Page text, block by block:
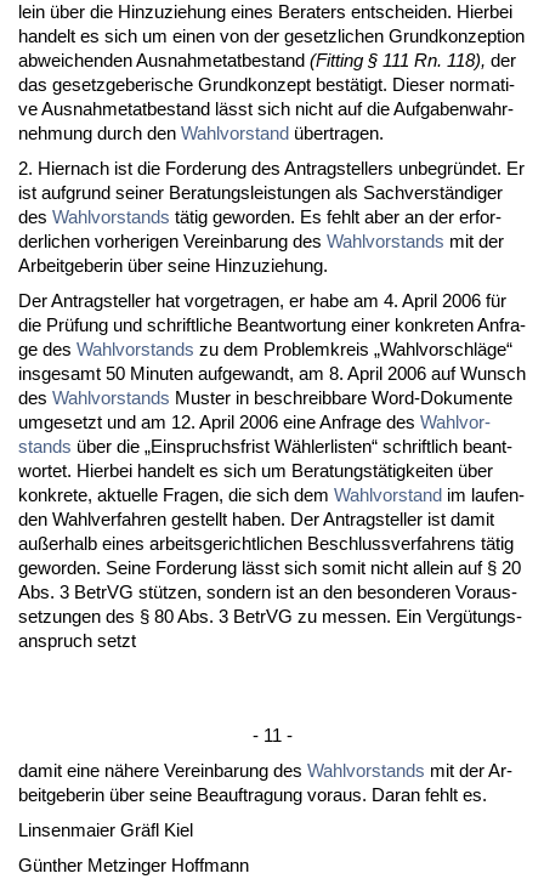
lein über die Hin­zu­zie­hung ei­nes Be­ra­ters ent­schei­den. Hier­bei
han­delt es sich um ei­nen von der ge­setz­li­chen Grund­kon­zep­ti­on
ab­wei­chen­den Aus­nah­me­tat­be­stand (Fit­ting § 111 Rn. 118), der
das ge­setz­ge­be­ri­sche Grund­kon­zept bestätigt. Die­ser nor­ma­ti­
ve Aus­nah­me­tat­be­stand lässt sich nicht auf die Auf­ga­ben­wahr­
neh­mung durch den Wahl­vor­stand über­tra­gen.
2. Hier­nach ist die For­de­rung des An­trag­stel­lers un­be­gründet. Er
ist auf­grund sei­ner Be­ra­tungs­leis­tun­gen als Sach­verständi­ger
des Wahl­vor­stands tätig ge­wor­den. Es fehlt aber an der er­for­
der­li­chen vor­he­ri­gen Ver­ein­ba­rung des Wahl­vor­stands mit der
Ar­beit­ge­be­rin über sei­ne Hin­zu­zie­hung.
Der An­trag­stel­ler hat vor­ge­tra­gen, er ha­be am 4. April 2006 für
die Prüfung und schrift­li­che Be­ant­wor­tung ei­ner kon­kre­ten An­fra­
ge des Wahl­vor­stands zu dem Pro­blem­kreis „Wahl­vor­schläge“
ins­ge­samt 50 Mi­nu­ten auf­ge­wandt, am 8. April 2006 auf Wunsch
des Wahl­vor­stands Mus­ter in be­schreib­ba­re Word-Do­ku­men­te
um­ge­setzt und am 12. April 2006 ei­ne An­fra­ge des Wahl­vor­
stands über die „Ein­spruchs­frist Wähler­lis­ten“ schrift­lich be­ant­
wor­tet. Hier­bei han­delt es sich um Be­ra­tungstätig­kei­ten über
kon­kre­te, ak­tu­el­le Fra­gen, die sich dem Wahl­vor­stand im lau­fen­
den Wahl­ver­fah­ren ge­stellt ha­ben. Der An­trag­stel­ler ist da­mit
außer­halb ei­nes ar­beits­ge­richt­li­chen Be­schluss­ver­fah­rens tätig
ge­wor­den. Sei­ne For­de­rung lässt sich so­mit nicht al­lein auf § 20
Abs. 3 Be­trVG stützen, son­dern ist an den be­son­de­ren Vor­aus­
set­zun­gen des § 80 Abs. 3 Be­trVG zu mes­sen. Ein Vergütungs­
an­spruch setzt
- 11 -
da­mit ei­ne nähe­re Ver­ein­ba­rung des Wahl­vor­stands mit der Ar­
beit­ge­be­rin über sei­ne Be­auf­tra­gung vor­aus. Dar­an fehlt es.
Lin­sen­mai­er Gräfl Kiel
Günther Met­zin­ger Hoff­mann